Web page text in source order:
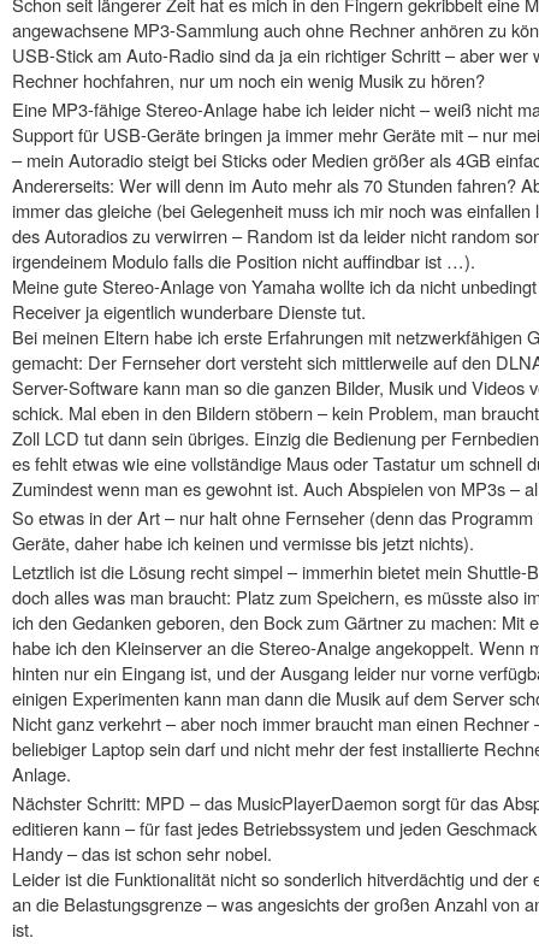
angewachsene MP3-Sammlung auch ohne Rechner anhören zu
USB-Stick am Auto-Radio sind da ja ein richtiger Schritt – aber wer
Rechner hochfahren, nur um noch ein wenig Musik zu hören?
Eine MP3-fähige Stereo-Anlage habe ich leider nicht – weiß nicht
Support für USB-Geräte bringen ja immer mehr Geräte mit – nur
– mein Autoradio steigt bei Sticks oder Medien größer als 4GB
Andererseits: Wer will denn im Auto mehr als 70 Stunden fahren?
immer das gleiche (bei Gelegenheit muss ich mir noch was
des Autoradios zu verwirren – Random ist da leider nicht random
irgendeinem Modulo falls die Position nicht auffindbar ist …).
Meine gute Stereo-Anlage von Yamaha wollte ich da nicht
Receiver ja eigentlich wunderbare Dienste tut.
Bei meinen Eltern habe ich erste Erfahrungen mit netzwerkfähigen
gemacht: Der Fernseher dort versteht sich mittlerweile auf den
Server-Software kann man so die ganzen Bilder, Musik und Videos
schick. Mal eben in den Bildern stöbern – kein Problem, man
Zoll LCD tut dann sein übriges. Einzig die Bedienung per
es fehlt etwas wie eine vollständige Maus oder Tastatur um schnell
Zumindest wenn man es gewohnt ist. Auch Abspielen von MP3s –
So etwas in der Art – nur halt ohne Fernseher (denn das
Geräte, daher habe ich keinen und vermisse bis jetzt nichts).
Letztlich ist die Lösung recht simpel – immerhin bietet mein
doch alles was man braucht: Platz zum Speichern, es müsste also
ich den Gedanken geboren, den Bock zum Gärtner zu machen: Mit
habe ich den Kleinserver an die Stereo-Analge angekoppelt. Wenn
hinten nur ein Eingang ist, und der Ausgang leider nur vorne
einigen Experimenten kann man dann die Musik auf dem Server
Nicht ganz verkehrt – aber noch immer braucht man einen
beliebiger Laptop sein darf und nicht mehr der fest installierte
Anlage.
Nächster Schritt: MPD – das MusicPlayerDaemon sorgt für das
editieren kann – für fast jedes Betriebssystem und jeden
Handy – das ist schon sehr nobel.
Leider ist die Funktionalität nicht so sonderlich hitverdächtig und
an die Belastungsgrenze – was angesichts der großen Anzahl von
ist.